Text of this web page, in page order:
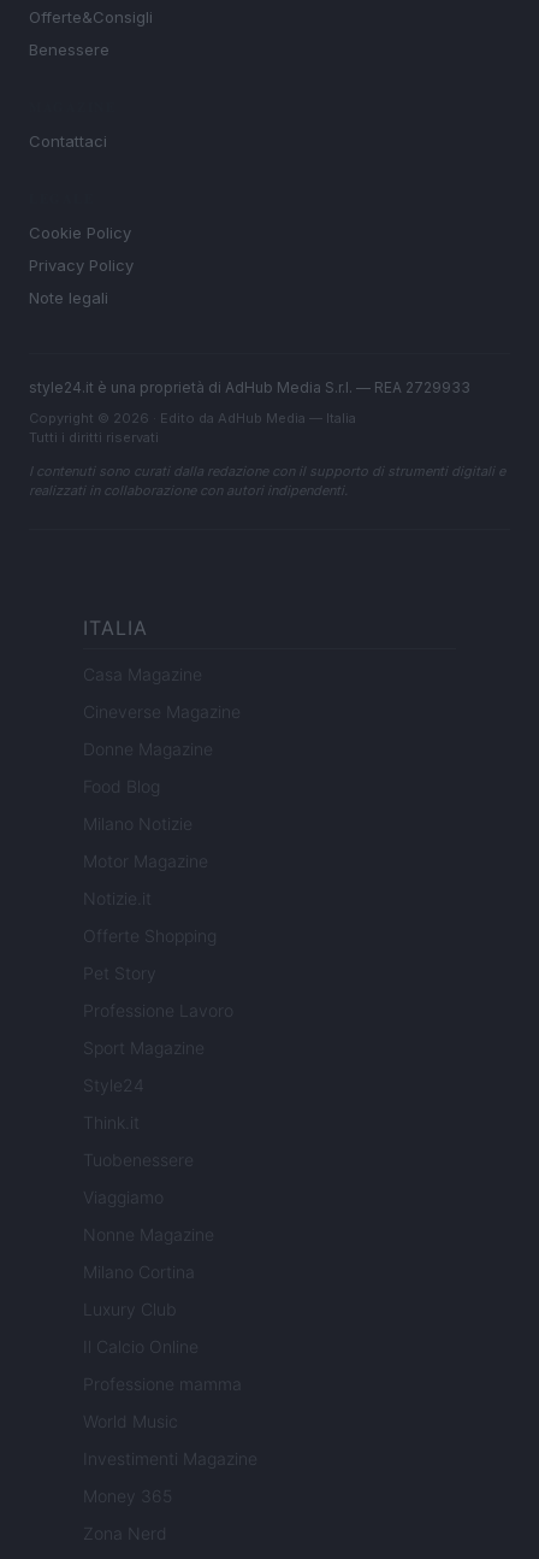
Offerte&Consigli
Benessere
Contattaci
Cookie Policy
Privacy Policy
Note legali
style24.it è una proprietà di AdHub Media S.r.l. — REA 2729933
Copyright © 2026 · Edito da AdHub Media — Italia
Tutti i diritti riservati
I contenuti sono curati dalla redazione con il supporto di strumenti digitali e
realizzati in collaborazione con autori indipendenti.
ITALIA
Casa Magazine
Cineverse Magazine
Donne Magazine
Food Blog
Milano Notizie
Motor Magazine
Notizie.it
Offerte Shopping
Pet Story
Professione Lavoro
Sport Magazine
Style24
Think.it
Tuobenessere
Viaggiamo
Nonne Magazine
Milano Cortina
Luxury Club
Il Calcio Online
Professione mamma
World Music
Investimenti Magazine
Money 365
Zona Nerd